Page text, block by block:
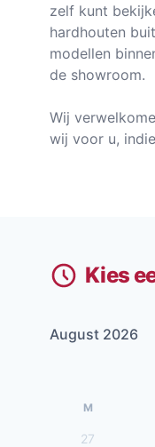
zelf kunt
hardhouten
modellen
de showroom.
Wij
wij voor u,
Kies
August 2026
M
27